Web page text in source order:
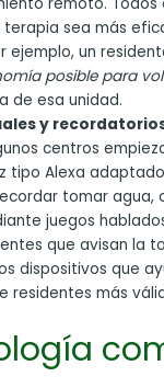
sea más
ejemplo, un
posible para
de esa unidad.
y
centros
tipo Alexa
tomar agua,
juegos
que avisan la
dispositivos que
residentes más